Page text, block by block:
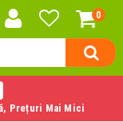
0
Prețuri Mai Mici